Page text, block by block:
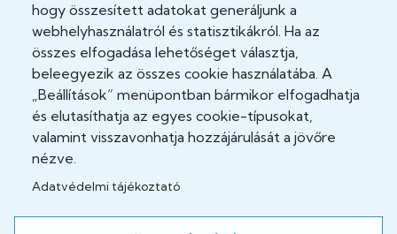
Cookie Policy
Felhasználási feltételek
Impresszum
Jogi nyilatkozatok
hogy összesített adatokat generáljunk a
webhelyhasználatról és statisztikákról. Ha az
összes elfogadása lehetőséget választja,
beleegyezik az összes cookie használatába. A
„Beállítások” menüpontban bármikor elfogadhatja
és elutasíthatja az egyes cookie-típusokat,
valamint visszavonhatja hozzájárulását a jövőre
nézve.
Adatvédelmi tájékoztató